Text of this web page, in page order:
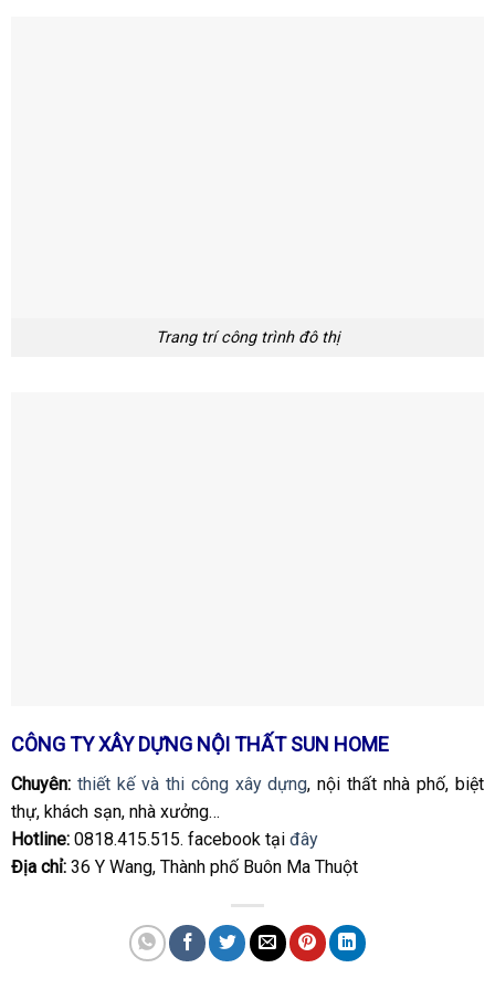
Trang trí công trình đô thị
CÔNG TY XÂY DỰNG NỘI THẤT SUN HOME
Chuyên: thiết kế và thi công xây dựng, nội thất nhà phố, biệt
thự, khách sạn, nhà xưởng…
Hotline: 0818.415.515. facebook tại đây
Địa chỉ: 36 Y Wang, Thành phố Buôn Ma Thuột